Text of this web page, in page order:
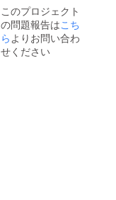
※KAGA
N
HOTEL
宿泊割
引券の
届け予
定(2022
年9月)
の限り
は編集
長三倉
百葉が
担当い
たしま
悩み相
談１時
間 ⑥あ
なたの
もとへ
このプロジェクト
の問題報告はこち
ら よりお問い合わ
せください